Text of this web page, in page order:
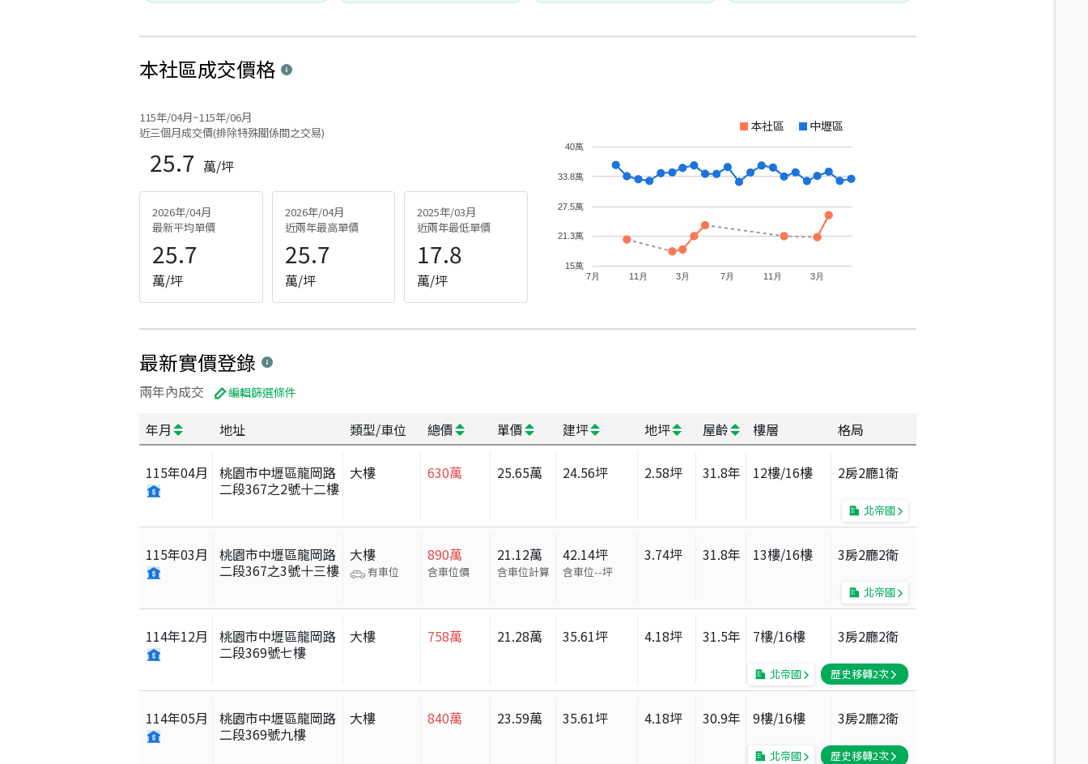
本社區成交價格
115年/04月~115年/06月
近三個月成交價(排除特殊關係間之交易)
25.7 萬/坪
2026年/04月
最新平均單價
25.7
萬/坪
2026年/04月
近兩年最高單價
25.7
萬/坪
2025年/03月
近兩年最低單價
17.8
萬/坪
本社區 中壢區
7月 11月 3月 7月 11月 3月
15萬
21.3萬
27.5萬
33.8萬
40萬
最新實價登錄
兩年內成交 編輯篩選條件
年月 地址 類型/車位 總價 單價 建坪 地坪 屋齡 樓層 格局
115年04月
桃園市中壢區龍岡路
二段367之2號十二樓
大樓 630萬 25.65萬 24.56坪 2.58坪 31.8年 12樓/16樓 2房2廳1衛
北帝國
115年03月
桃園市中壢區龍岡路
二段367之3號十三樓
大樓
有車位
890萬
含車位價
21.12萬
含車位計算
42.14坪
含車位--坪
3.74坪 31.8年 13樓/16樓 3房2廳2衛
北帝國
114年12月
桃園市中壢區龍岡路
二段369號七樓
大樓 758萬 21.28萬 35.61坪 4.18坪 31.5年 7樓/16樓 3房2廳2衛
北帝國 歷史移轉2次
114年05月
桃園市中壢區龍岡路
二段369號九樓
大樓 840萬 23.59萬 35.61坪 4.18坪 30.9年 9樓/16樓 3房2廳2衛
北帝國 歷史移轉2次